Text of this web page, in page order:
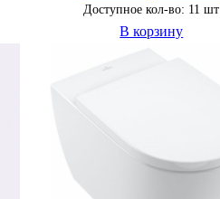
Доступное кол-во: 11 шт
В корзину